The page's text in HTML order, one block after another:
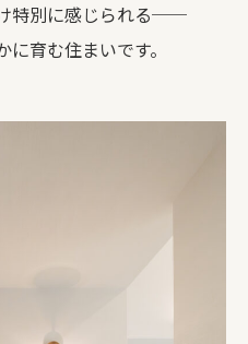
特別に感じられる──
育む住まいです。